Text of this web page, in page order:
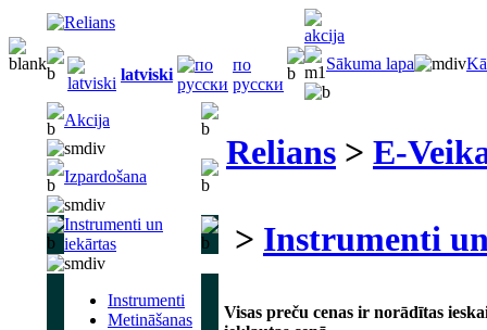
latviski
по
русски
Sākuma lapa
Akcija
Izpardošana
Instrumenti un
iekārtas
Instrumenti
Metināšanas
Relians > E-
> Instrumenti
Visas preču cenas ir norādītas